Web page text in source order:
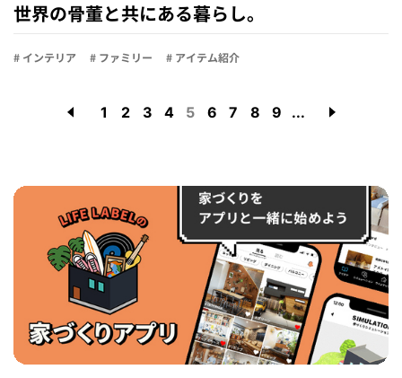
世界の骨董と共にある暮らし。
# インテリア # ファミリー # アイテム紹介
1 2 3 4 5 6 7 8 9 ...